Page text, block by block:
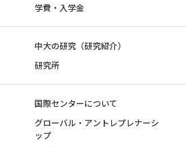
学費・入学金
中大の研究（研究紹介）
研究所
国際センターについて
グローバル・アントレプレナーシ
ップ